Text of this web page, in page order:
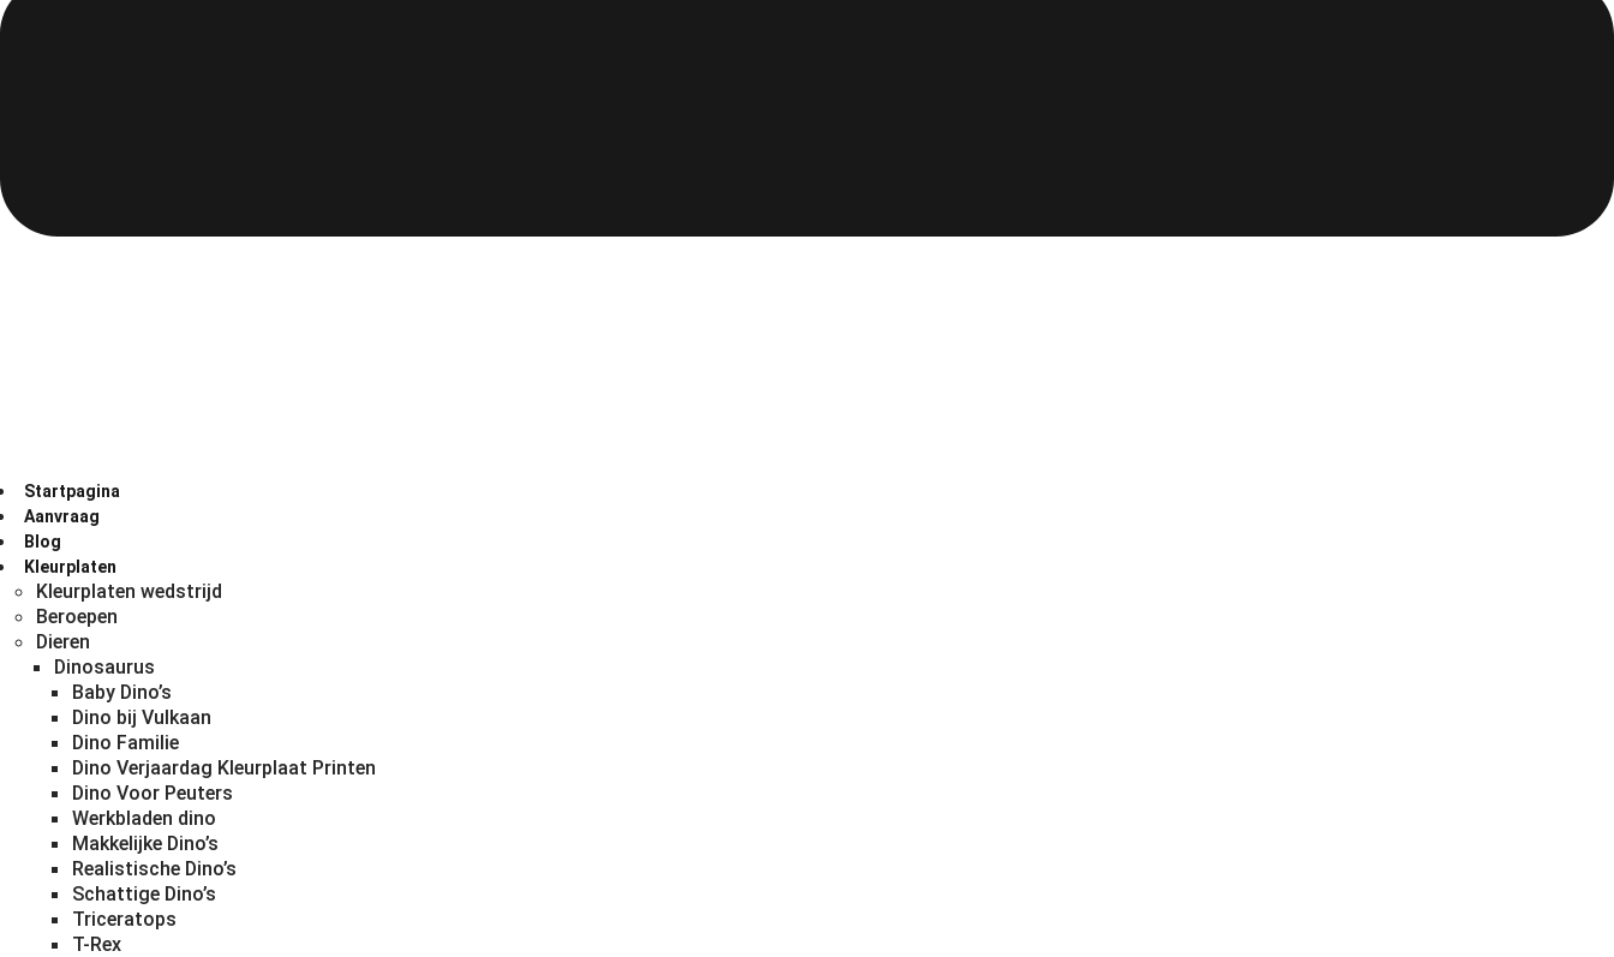
Startpagina
Aanvraag
Blog
Kleurplaten
Kleurplaten wedstrijd
Beroepen
Dieren
Dinosaurus
Baby Dino’s
Dino bij Vulkaan
Dino Familie
Dino Verjaardag Kleurplaat Printen
Dino Voor Peuters
Werkbladen dino
Makkelijke Dino’s
Realistische Dino’s
Schattige Dino’s
Triceratops
T-Rex